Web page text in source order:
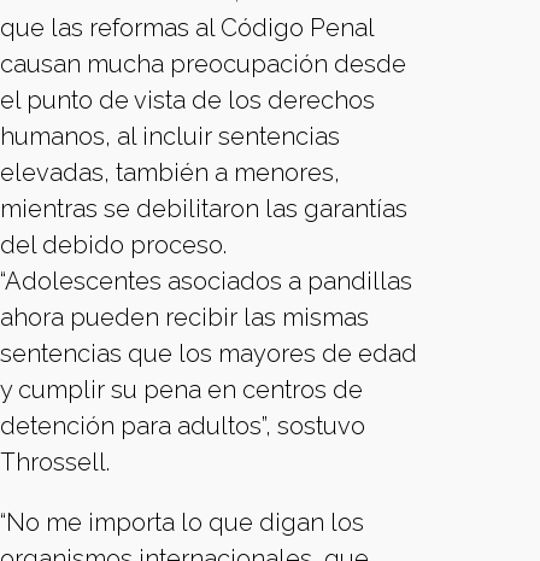
que las reformas al Código Penal
causan mucha preocupación desde
el punto de vista de los derechos
humanos, al incluir sentencias
elevadas, también a menores,
mientras se debilitaron las garantías
del debido proceso.
“Adolescentes asociados a pandillas
ahora pueden recibir las mismas
sentencias que los mayores de edad
y cumplir su pena en centros de
detención para adultos”, sostuvo
Throssell.
“No me importa lo que digan los